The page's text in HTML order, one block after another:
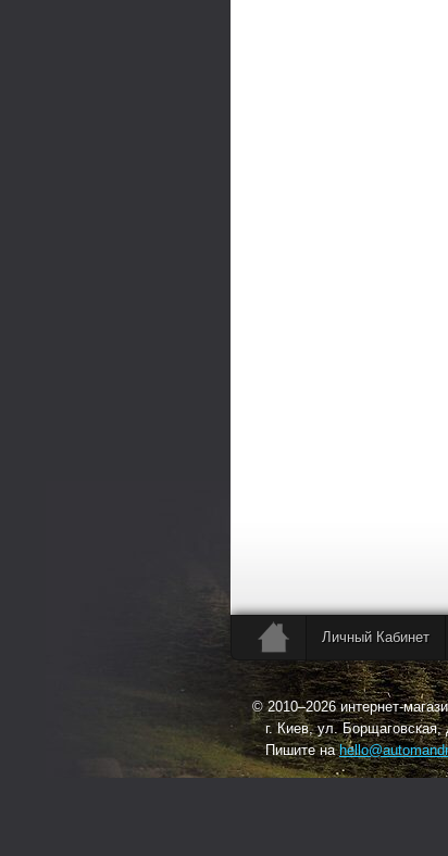
Личный Кабинет
© 2010–2026 интернет-
г. Киев, ул. Борщаговская,
Пишите на